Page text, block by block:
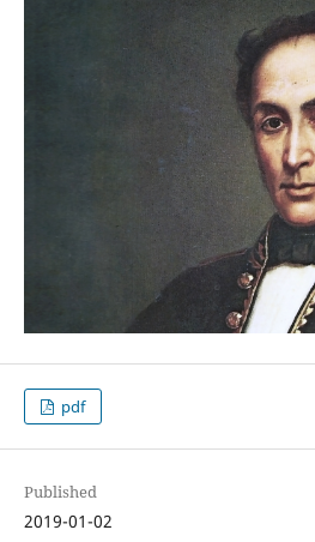
pdf
Published
2019-01-02